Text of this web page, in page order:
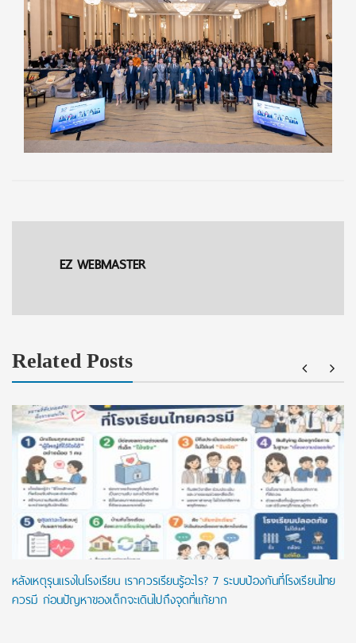
EZ WEBMASTER
Related Posts
หลังเหตุรุนแรงในโรงเรียน เราควรเรียนรู้อะไร? 7 ระบบป้องกันที่โรงเรียนไทย
ควรมี ก่อนปัญหาของเด็กจะเดินไปถึงจุดที่แก้ยาก